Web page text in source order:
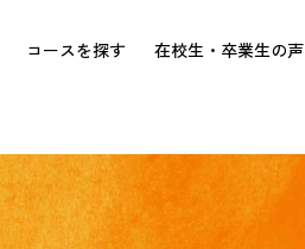
コースを探す 在校生・卒業生の声